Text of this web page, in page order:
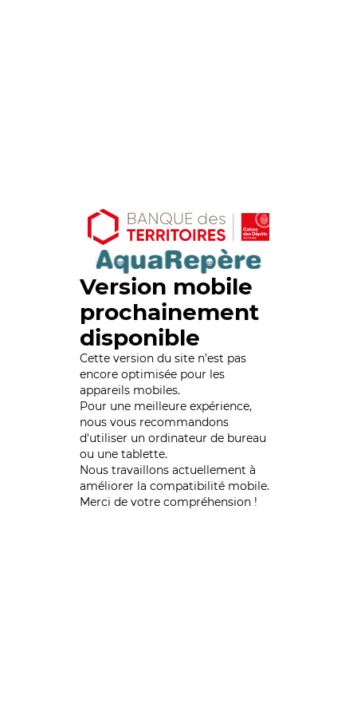
Version mobile
prochainement
disponible
Cette version du site n’est pas
encore optimisée pour les
appareils mobiles.
Pour une meilleure expérience,
nous vous recommandons
d'utiliser un ordinateur de bureau
ou une tablette.
Nous travaillons actuellement à
améliorer la compatibilité mobile.
Merci de votre compréhension !